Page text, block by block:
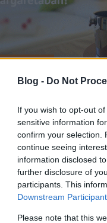
Blog - Do Not
If you wish to opt-out
sensitive information
confirm your selection.
continue seeing
information disclosed
further disclosure of
participants. This
Downstream
Please note that this